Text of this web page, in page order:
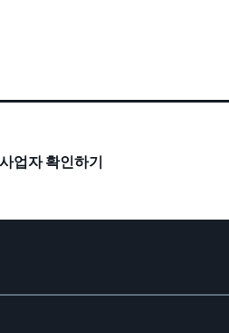
업자 확인하기